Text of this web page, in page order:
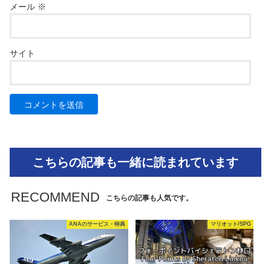
メール ※
サイト
こちらの記事も一緒に読まれています
RECOMMEND こちらの記事も人気です。
ANAのサービス・特典 マリオット/SPG